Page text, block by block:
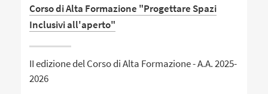
Corso di Alta Formazione "Progettare Spazi
Inclusivi all'aperto"
II edizione del Corso di Alta Formazione - A.A. 2025-
2026